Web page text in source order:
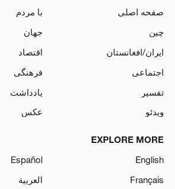
صفحه اصلی
با مردم
چین
جهان
ایران/افغانستان
اقتصاد
اجتماعی
فرهنگی
تفسیر
یادداشت
ویدئو
عکس
EXPLORE MORE
English
Español
Français
العربية